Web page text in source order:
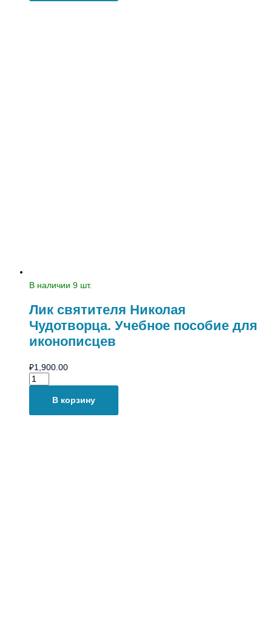
В наличии 9 шт.
Лик святителя Николая
Чудотворца. Учебное пособие для
иконописцев
₽1,900.00
В корзину